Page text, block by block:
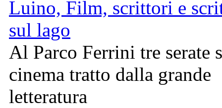
Luino, Film, scrittori e
sul lago
Al Parco Ferrini tre serate
cinema tratto dalla grande
letteratura